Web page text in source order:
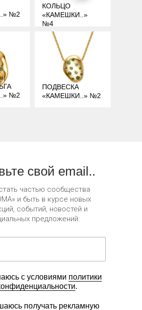
№2
№2
КОЛЬЦО
«КАМЕШКИ..»
№4
ПОДВЕСКА
«КАМЕШКИ..» №2
с условиями политики
.
получать рекламную
частью сообщества
и быть в курсе новых
событий, новостей и
предложений:
свой email..